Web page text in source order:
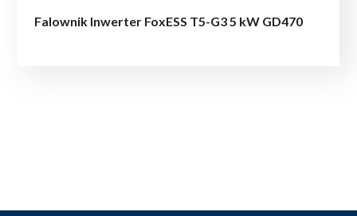
Falownik Inwerter FoxESS T5-G3 5 kW GD470